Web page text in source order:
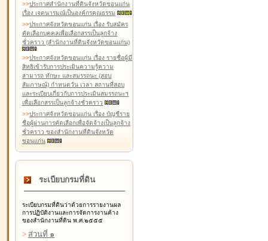
>>ประกาศสำนักงานที่ดินจังหวัดขอนแก่น
เรื่อง เจตนารมณ์เป็นองค์กรคุณธรรม
>>ประกาศจังหวัดขอนแก่น เรื่อง รับสมัคร
คัดเลือกบุคคลเพื่อเลือกสรรเป็นลูกจ้าง
ชั่วคราว (สำนักงานที่ดินจังหวัดขอนแก่น)
>>ประกาศจังหวัดขอนแก่น เรื่อง รายชื่อผู้มี
สิทธิเข้ารับการประเมินความรู้ความ
สามารถ ทักษะ และสมรรถนะ (สอบ
สัมภาษณ์) กำหนดวัน เวลา สถานที่สอบ
และระเบียบเกี่ยวกับการประเมินสมรรถนะฯ
เพื่อเลือกสรรเป็นลูกจ้างชั่วคราว
>>ประกาศจังหวัดขอนแก่น เรื่อง บัญชีราย
ชื่อผู้ผ่านการคัดเลือกเพื่อจัดจ้างเป็นลูกจ้าง
ชั่วคราว ของสำนักงานที่ดินจังหวัด
ขอนแก่น
ระเบียบกรมที่ดิน
ระเบียบกรมที่ดินว่าด้วยการรายงานผล
การปฏิบัติงานและการจัดการงานค้าง
ของสำนักงานที่ดิน พ.ศ.๒๕๕๕
> ส่วนที่ ๑